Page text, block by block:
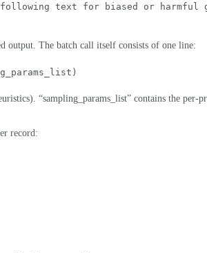
following text for biased or harmful
output. The batch call itself consists of one line:
)
). “sampling_params_list” contains the per-
record: